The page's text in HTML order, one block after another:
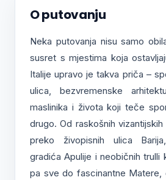
O putovanju
Neka putovanja nisu samo
susret s mjestima koja
Italije upravo je takva priča –
ulica, bezvremenske
maslinika i života koji teče
drugo. Od raskošnih
preko živopisnih ulica
gradića Apulije i neobičnih trulli
pa sve do fascinantne Matere,